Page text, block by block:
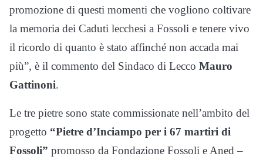
promozione di questi momenti che vogliono coltivare
la memoria dei Caduti lecchesi a Fossoli e tenere vivo
il ricordo di quanto è stato affinché non accada mai
più”, è il commento del Sindaco di Lecco Mauro
Gattinoni.
Le tre pietre sono state commissionate nell’ambito del
progetto “Pietre d’Inciampo per i 67 martiri di
Fossoli” promosso da Fondazione Fossoli e Aned –